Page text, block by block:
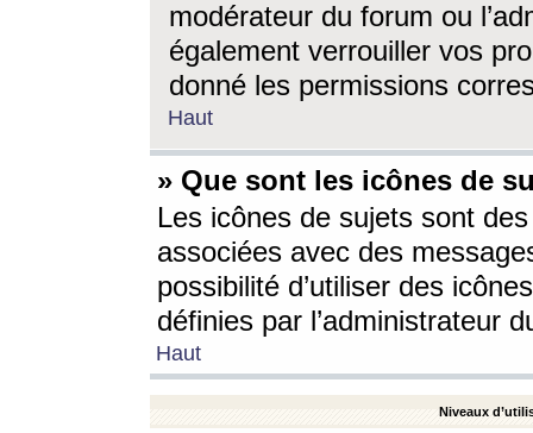
modérateur du forum ou
également verrouiller vos
donné les permissions
Haut
» Que sont les icônes de
Les icônes de sujets sont
associées avec des
possibilité d’utiliser des
définies par l’administrateur
Haut
Niveaux